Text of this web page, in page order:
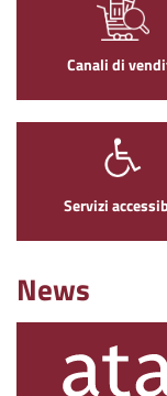
Canali di
Servizi
News